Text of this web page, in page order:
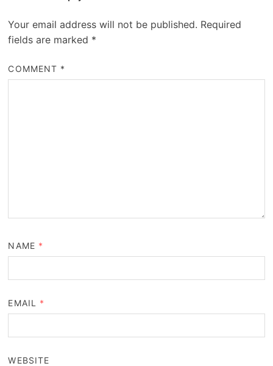
Your email address will not be published. Required
fields are marked *
COMMENT *
NAME *
EMAIL *
WEBSITE